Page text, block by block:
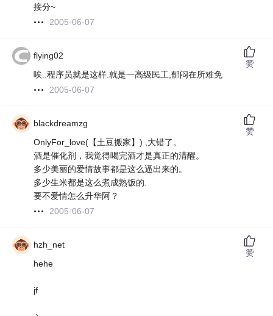
接分~
2005-06-07
flying02
唉..程序员就是这样.就是一高级民工,郁闷在所难免
2005-06-07
赞
blackdreamzg
OnlyFor_love(【土豆搬家】) ,大错了。
酒是催化剂，我觉得喝完酒才是真正的清醒。
多少美丽的爱情故事都是这么逼出来的。
多少生米都是这么煮成熟饭的.
要不爱情怎么升华阿？
2005-06-07
赞
hzh_net
hehe
jf
赞